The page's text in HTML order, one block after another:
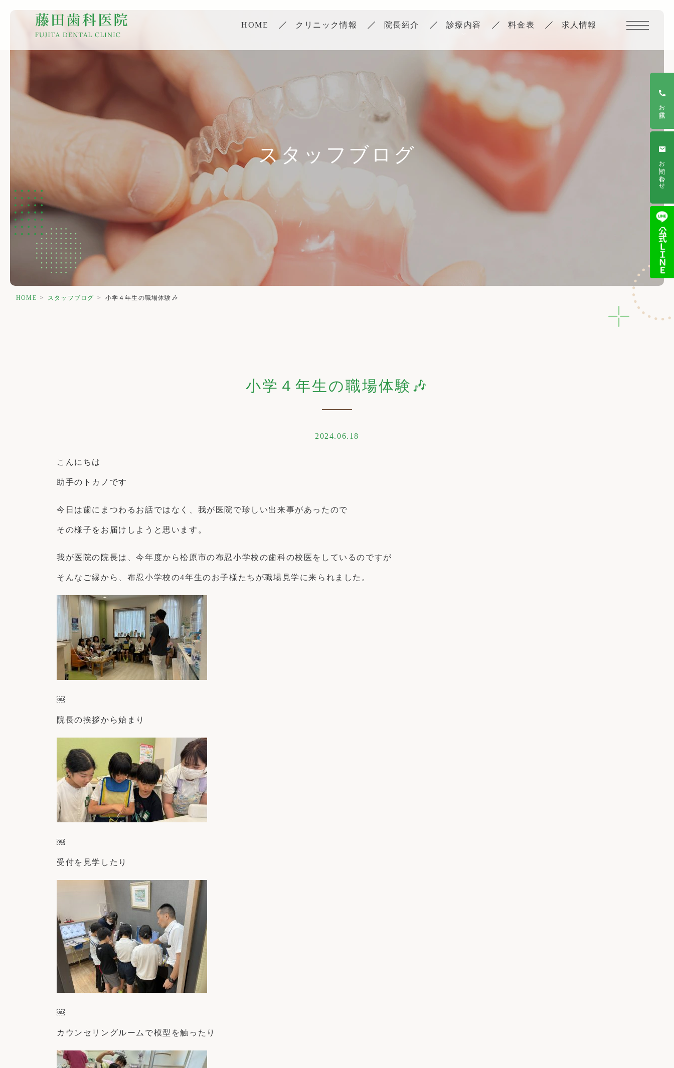
４
HOME クリニック情報 院長紹介 診療内容 料金表 求人情報
スタッフブログ
HOME > スタッフブログ > 小学４年生の職場体験🎶
小学４年生の職場体験🎶
2024.06.18
こんにちは
助手のトカノです
今日は歯にまつわるお話ではなく、我が医院で珍しい出来事があったので
その様子をお届けしようと思います。
我が医院の院長は、今年度から松原市の布忍小学校の歯科の校医をしているのですが
そんなご縁から、布忍小学校の4年生のお子様たちが職場見学に来られました。
￼
院長の挨拶から始まり
￼
受付を見学したり
￼
カウンセリングルームで模型を触ったり
お電話
お問い合わせ